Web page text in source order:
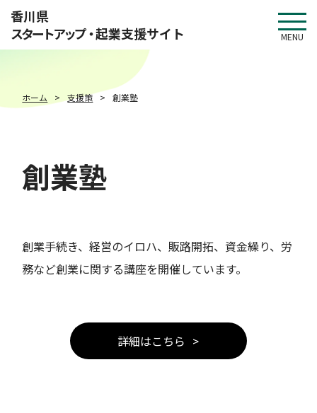
香川県
スタートアップ・起業支援サイト MENU
ホーム 支援策 創業塾
創業塾
創業手続き、経営のイロハ、販路開拓、資金繰り、労
務など創業に関する講座を開催しています。
詳細はこちら